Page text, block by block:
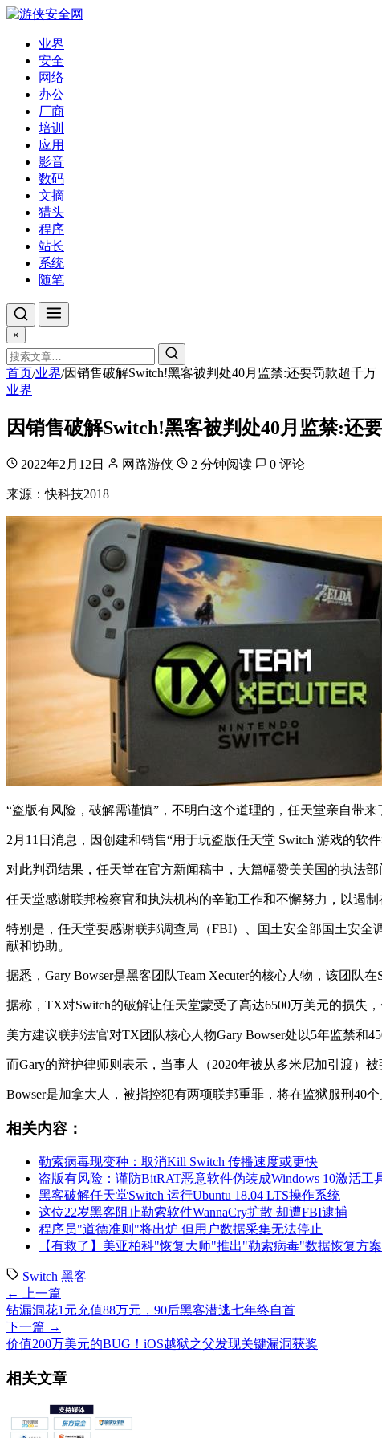
业界
安全
网络
办公
厂商
培训
应用
影音
数码
文摘
猎头
程序
站长
系统
随笔
×
首页/业界/因销售破解Switch!黑客被判处40月监禁:还要罚款超千万
业界
因销售破解Switch!黑客被判处40月监禁:还
2022年2月12日 网路游侠 2 分钟阅读 0 评论
来源：快科技2018
“盗版有风险，破解需谨慎”，不明白这个道理的，任天堂亲自带来
2月11日消息，因创建和销售“用于玩盗版任天堂 Switch 游戏的软
对此判罚结果，任天堂在官方新闻稿中，大篇幅赞美美国的执法部
任天堂感谢联邦检察官和执法机构的辛勤工作和不懈努力，以遏
特别是，任天堂要感谢联邦调查局（FBI）、国土安全部国土安
献和协助。
据悉，Gary Bowser是黑客团队Team Xecuter的核心人物，该团队
据称，TX对Switch的破解让任天堂蒙受了高达6500万美元的损失
美方建议联邦法官对TX团队核心人物Gary Bowser处以5年监禁和
而Gary的辩护律师则表示，当事人（2020年被从多米尼加引渡）
Bowser是加拿大人，被指控犯有两项联邦重罪，将在监狱服刑40
相关内容：
勒索病毒现变种：取消Kill Switch 传播速度或更快
盗版有风险：谨防BitRAT恶意软件伪装成Windows 10激活工
黑客破解任天堂Switch 运行Ubuntu 18.04 LTS操作系统
这位22岁黑客阻止勒索软件WannaCry扩散 却遭FBI逮捕
程序员"道德准则"将出炉 但用户数据采集无法停止
【有救了】美亚柏科"恢复大师"推出"勒索病毒"数据恢复方案
Switch 黑客
← 上一篇
钻漏洞花1元充值88万元，90后黑客潜逃七年终自首
下一篇 →
价值200万美元的BUG！iOS越狱之父发现关键漏洞获奖
相关文章